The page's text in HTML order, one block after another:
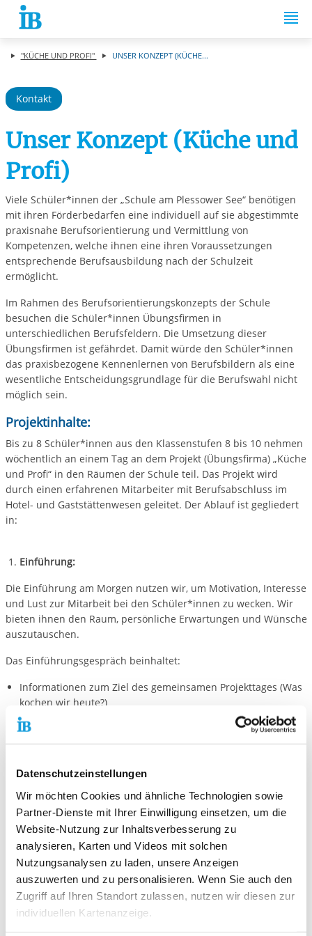
Datenschutzeinstellungen
Wir möchten Cookies und ähnliche Technologien sowie
Partner-Dienste mit Ihrer Einwilligung einsetzen, um die
Website-Nutzung zur Inhaltsverbesserung zu
analysieren, Karten und Videos mit solchen
Nutzungsanalysen zu laden, unsere Anzeigen
auszuwerten und zu personalisieren. Wenn Sie auch den
Zugriff auf Ihren Standort zulassen, nutzen wir diesen zur
individuellen Kartenanzeige.
Springe zum Inhalt
"KÜCHE UND PROFI" UNSER KONZEPT (KÜCHE...
Kontakt
Unser Konzept (Küche und
Profi)
Viele Schüler*innen der „Schule am Plessower See“ benötigen
mit ihren Förderbedarfen eine individuell auf sie abgestimmte
praxisnahe Berufsorientierung und Vermittlung von
Kompetenzen, welche ihnen eine ihren Voraussetzungen
entsprechende Berufsausbildung nach der Schulzeit
ermöglicht.
Im Rahmen des Berufsorientierungskonzepts der Schule
besuchen die Schüler*innen Übungsfirmen in
unterschiedlichen Berufsfeldern. Die Umsetzung dieser
Übungsfirmen ist gefährdet. Damit würde den Schüler*innen
das praxisbezogene Kennenlernen von Berufsbildern als eine
wesentliche Entscheidungsgrundlage für die Berufswahl nicht
möglich sein.
Projektinhalte:
Bis zu 8 Schüler*innen aus den Klassenstufen 8 bis 10 nehmen
wöchentlich an einem Tag an dem Projekt (Übungsfirma) „Küche
und Profi“ in den Räumen der Schule teil. Das Projekt wird
durch einen erfahrenen Mitarbeiter mit Berufsabschluss im
Hotel- und Gaststättenwesen geleitet. Der Ablauf ist gegliedert
in:
Einführung:
Die Einführung am Morgen nutzen wir, um Motivation, Interesse
und Lust zur Mitarbeit bei den Schüler*innen zu wecken. Wir
bieten ihnen den Raum, persönliche Erwartungen und Wünsche
auszutauschen.
Das Einführungsgespräch beinhaltet:
Informationen zum Ziel des gemeinsamen Projekttages (Was
kochen wir heute?)
Klärung der Abläufe, gemeinsames Festlegen der
Teilaufträge (Wer macht was?)
Klärung von Begriffen und Zusammenhängen
sein?)
Einrichten der Arbeitsplätze.
Dabei behalten wir folgende Fragen im Blick:
Wurde die Aufgabenstellung verstanden?
Weiß jeder was er zu tun hat?
Wer benötigt welche Unterstützung?
Sind alle positiv gestimmt?